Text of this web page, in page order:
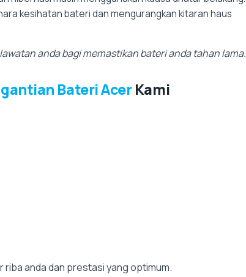
kesihatan bateri dan mengurangkan kitaran haus
anda bagi memastikan bateri anda tahan lama.
Bateri AcerKami
anda dan prestasi yang optimum.